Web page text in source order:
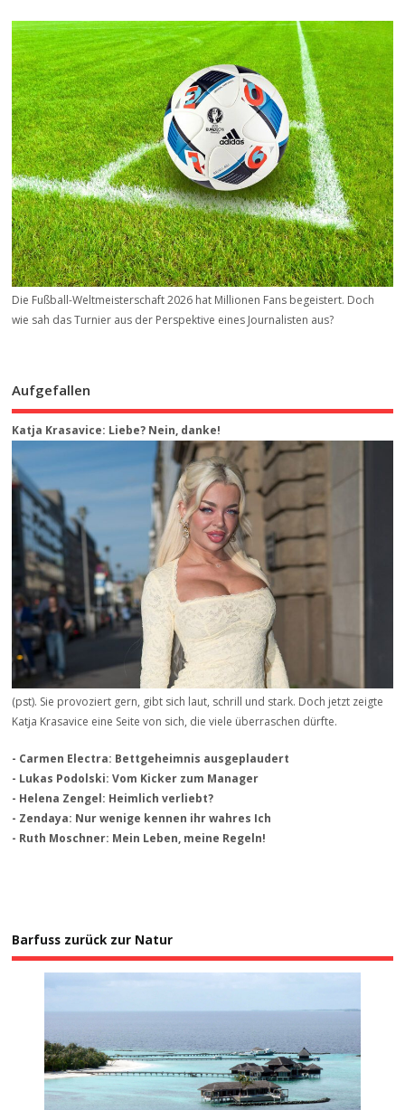
Die Fußball-Weltmeisterschaft 2026 hat Millionen Fans begeistert. Doch
wie sah das Turnier aus der Perspektive eines Journalisten aus?
Aufgefallen
Katja Krasavice: Liebe? Nein, danke!
(pst). Sie provoziert gern, gibt sich laut, schrill und stark. Doch jetzt zeigte
Katja Krasavice eine Seite von sich, die viele überraschen dürfte.
- Carmen Electra: Bettgeheimnis ausgeplaudert
- Lukas Podolski: Vom Kicker zum Manager
- Helena Zengel: Heimlich verliebt?
- Zendaya: Nur wenige kennen ihr wahres Ich
- Ruth Moschner: Mein Leben, meine Regeln!
Barfuss zurück zur Natur